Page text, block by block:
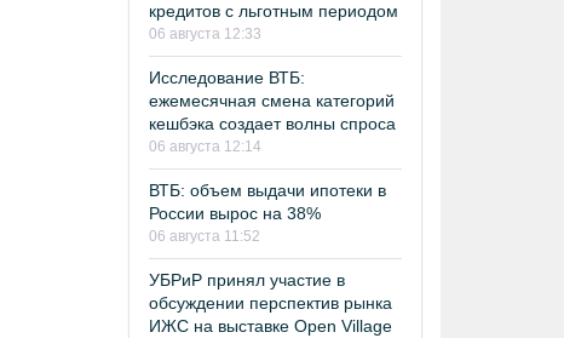
кредитов с льготным периодом
06 августа 12:33
Исследование ВТБ:
ежемесячная смена категорий
кешбэка создает волны спроса
06 августа 12:14
ВТБ: объем выдачи ипотеки в
России вырос на 38%
06 августа 11:52
УБРиР принял участие в
обсуждении перспектив рынка
ИЖС на выставке Open Village